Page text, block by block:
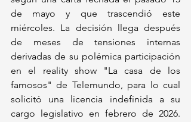
de mayo y que trascendió este
miércoles. La decisión llega después
de meses de tensiones internas
derivadas de su polémica participación
en el reality show "La casa de los
famosos" de Telemundo, para lo cual
solicitó una licencia indefinida a su
cargo legislativo en febrero de 2026.